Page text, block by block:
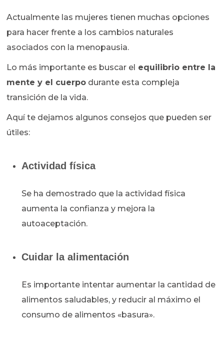
Actualmente las mujeres tienen muchas opciones
para hacer frente a los cambios naturales
asociados con la menopausia.
Lo más importante es buscar el equilibrio entre la
mente y el cuerpo durante esta compleja
transición de la vida.
Aquí te dejamos algunos consejos que pueden ser
útiles:
Actividad física
Se ha demostrado que la actividad física
aumenta la confianza y mejora la
autoaceptación.
Cuidar la alimentación
Es importante intentar aumentar la cantidad de
alimentos saludables, y reducir al máximo el
consumo de alimentos «basura».